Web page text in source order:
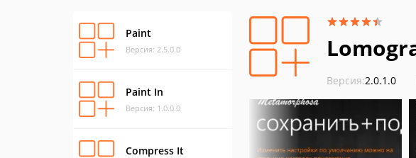
Paint
Версия: 2.5.0.0
Paint In
Версия: 1.0.0.0
Compress It
Версия:2.0.1.0